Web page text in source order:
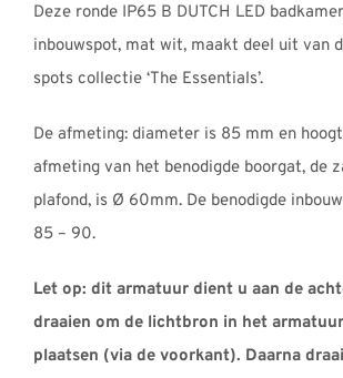
Deze ronde IP65 B DUTCH LED
inbouwspot, mat wit, maakt deel uit van
spots collectie ‘The Essentials’.
De afmeting: diameter is 85 mm en
afmeting van het benodigde boorgat, de
plafond, is Ø 60mm. De benodigde
85 – 90.
Let op: dit armatuur dient u aan de
draaien om de lichtbron in het
plaatsen (via de voorkant). Daarna